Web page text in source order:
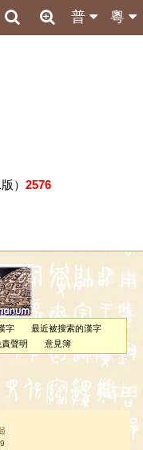
粵
普
） 2576
字
最近被搜索的漢字
責聲明 意見簿